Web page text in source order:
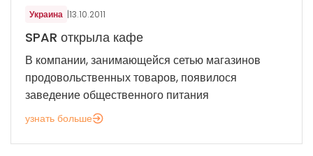
Украина |13.10.2011
SPAR открыла кафе
В компании, занимающейся сетью магазинов
продовольственных товаров, появилося
заведение общественного питания
узнать больше